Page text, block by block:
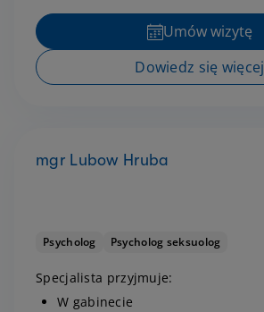
Umów wizytę
Dowiedz się więcej
mgr Lubow Hruba
Psycholog Psycholog seksuolog
Specjalista przyjmuje:
W gabinecie